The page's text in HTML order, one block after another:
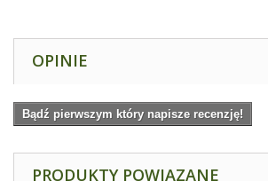
OPINIE
Bądź pierwszym który napisze recenzję!
PRODUKTY POWIĄZANE